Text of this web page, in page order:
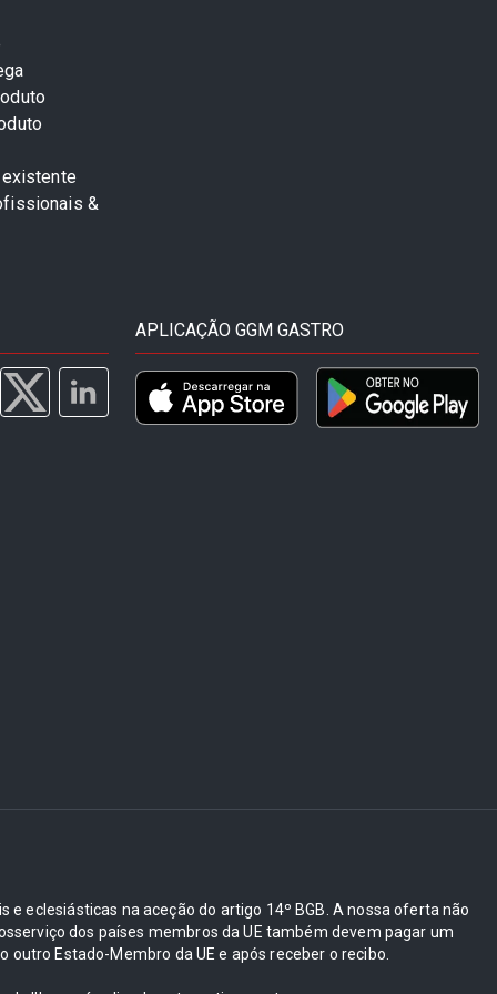
&
APLICAÇÃO GGM GASTRO
eclesiásticas na aceção do artigo 14º BGB. A nossa oferta não
dos países membros da UE também devem pagar um
Estado-Membro da UE e após receber o recibo.